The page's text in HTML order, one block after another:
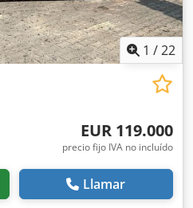
1 /22
EUR 119.000
precio fijo IVA no incluído
Llamar